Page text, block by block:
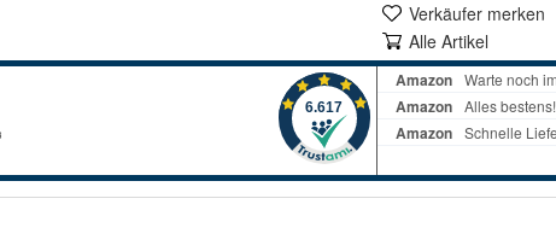
Verkäufer merken
Alle Artikel